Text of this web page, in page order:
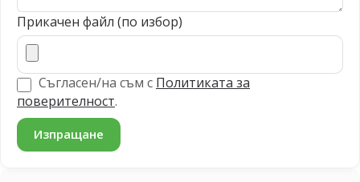
Прикачен файл (по избор)
Съгласен/на съм с Политиката за
поверителност.